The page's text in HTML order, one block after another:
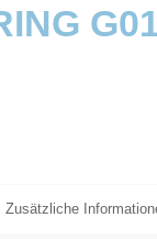
Zusätzliche